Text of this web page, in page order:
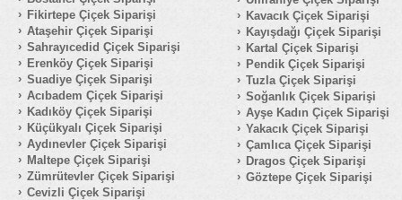
Fikirtepe Çiçek Siparişi
Ataşehir Çiçek Siparişi
Sahrayıcedid Çiçek Siparişi
Erenköy Çiçek Siparişi
Suadiye Çiçek Siparişi
Acıbadem Çiçek Siparişi
Kadıköy Çiçek Siparişi
Küçükyalı Çiçek Siparişi
Aydınevler Çiçek Siparişi
Maltepe Çiçek Siparişi
Zümrütevler Çiçek Siparişi
Cevizli Çiçek Siparişi
Kavacık Çiçek Siparişi
Kayışdağı Çiçek Siparişi
Kartal Çiçek Siparişi
Pendik Çiçek Siparişi
Tuzla Çiçek Siparişi
Soğanlık Çiçek Siparişi
Ayşe Kadın Çiçek Siparişi
Yakacık Çiçek Siparişi
Çamlıca Çiçek Siparişi
Dragos Çiçek Siparişi
Göztepe Çiçek Siparişi